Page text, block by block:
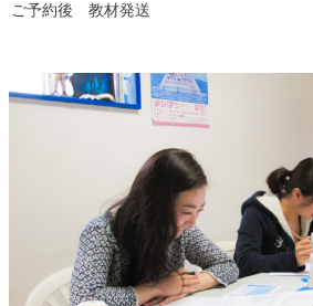
ご予約後 教材発送